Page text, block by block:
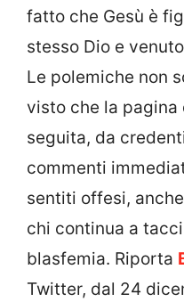
fatto che Gesù è
stesso Dio e
Le polemiche non
visto che la
seguita, da
commenti
sentiti offesi,
chi continua a
blasfemia. Riporta
Twitter, dal 24